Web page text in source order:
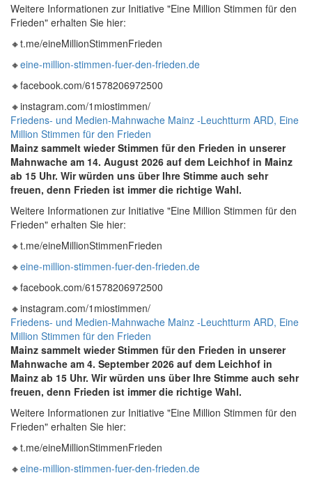
Weitere Informationen zur Initiative "Eine Million Stimmen für den
Frieden" erhalten Sie hier:
🔸t.me/eineMillionStimmenFrieden
🔸eine-million-stimmen-fuer-den-frieden.de
🔸facebook.com/61578206972500
🔸instagram.com/1miostimmen/
Friedens- und Medien-Mahnwache Mainz -Leuchtturm ARD, Eine
Million Stimmen für den Frieden
Mainz sammelt wieder Stimmen für den Frieden in unserer
Mahnwache am 14. August 2026 auf dem Leichhof in Mainz
ab 15 Uhr. Wir würden uns über Ihre Stimme auch sehr
freuen, denn Frieden ist immer die richtige Wahl.
Weitere Informationen zur Initiative "Eine Million Stimmen für den
Frieden" erhalten Sie hier:
🔸t.me/eineMillionStimmenFrieden
🔸eine-million-stimmen-fuer-den-frieden.de
🔸facebook.com/61578206972500
🔸instagram.com/1miostimmen/
Friedens- und Medien-Mahnwache Mainz -Leuchtturm ARD, Eine
Million Stimmen für den Frieden
Mainz sammelt wieder Stimmen für den Frieden in unserer
Mahnwache am 4. September2026 auf dem Leichhof in
Mainz ab 15 Uhr. Wir würden uns über Ihre Stimme auch sehr
freuen, denn Frieden ist immer die richtige Wahl.
Weitere Informationen zur Initiative "Eine Million Stimmen für den
Frieden" erhalten Sie hier:
🔸t.me/eineMillionStimmenFrieden
🔸eine-million-stimmen-fuer-den-frieden.de